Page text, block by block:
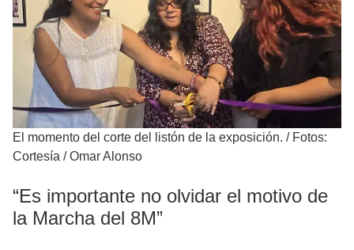
El momento del corte del listón de la exposición. / Fotos:
Cortesía / Omar Alonso
“Es importante no olvidar el motivo de
la Marcha del 8M”